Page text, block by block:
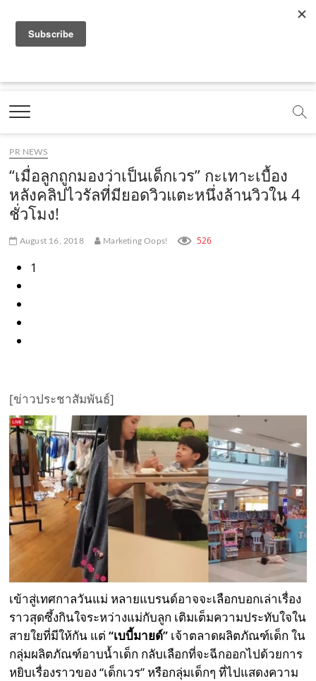
a
e
b
o
o
k
.
c
o
o
t
b
.
c
o
.
o
e
m
t
g
a
.
t
k
.
c
m
Marketing Oops!
DIGITAL | CREATIVE | ADVERTISING | CAMPAIGN |
PR NEWS
“เมื่อลูกถูกมองว่าเป็นเด็กเวร” กะเทาะเบื้อง
หลังคลิปไวรัลที่มียอดวิวแตะหนึ่งล้านวิวใน 4
ชั่วโมง!
August 16, 2018 Marketing Oops! 526
1
[ข่าวประชาสัมพันธ์]
เข้าสู่เทศกาลวันแม่ หลายแบรนด์อาจจะเลือกบอกเล่าเรื่อง
ราวสุดซึ้งกินใจระหว่างแม่กับลูก เติมเต็มความประทับใจใน
สายใยที่มีให้กัน แต่“เบบี้มายด์” เจ้าตลาดผลิตภัณฑ์เด็ก ใน
กลุ่มผลิตภัณฑ์อาบน้ำเด็ก กลับเลือกที่จะฉีกออกไปด้วยการ
หยิบเรื่องราวของ “เด็กเวร” หรือกลุ่มเด็กๆ ที่ไปแสดงความ